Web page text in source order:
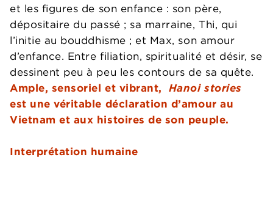
et les figures de son enfance : son père,
dépositaire du passé ; sa marraine, Thi, qui
l’initie au bouddhisme ; et Max, son amour
d’enfance. Entre filiation, spiritualité et désir, se
dessinent peu à peu les contours de sa quête.
Ample, sensoriel et vibrant, Hanoi stories
est une véritable déclaration d’amour au
Vietnam et aux histoires de son peuple.
Interprétation humaine